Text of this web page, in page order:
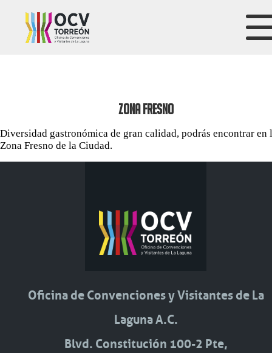
ZONA FRESNO
Diversidad gastronómica de gran calidad, podrás encontrar en
Zona Fresno de la Ciudad.
Oficina de Convenciones y Visitantes de La
Laguna A.C.
Blvd. Constitución 100-2 Pte,